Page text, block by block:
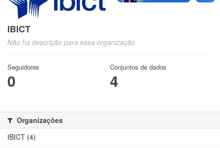
IBICT
Não há descrição para essa organização
Seguidores
0
Conjuntos de dados
4
Organizações
IBICT (4)